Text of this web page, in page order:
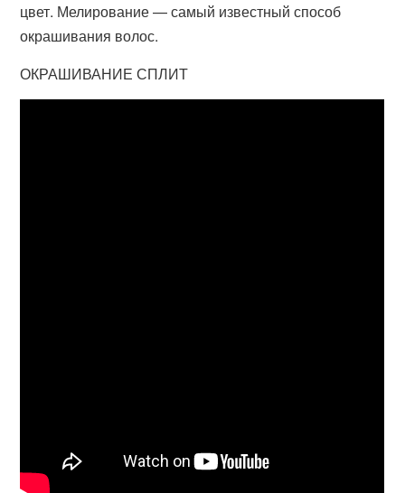
цвет. Мелирование — самый известный способ
окрашивания волос.
ОКРАШИВАНИЕ СПЛИТ